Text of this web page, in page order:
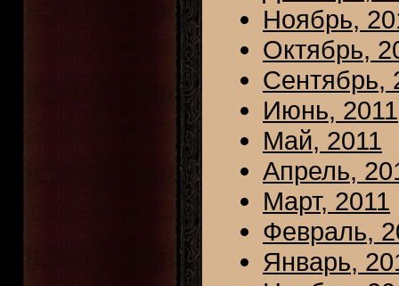
Ноябрь,
Октябрь,
Сентябрь,
Июнь, 2011
Май, 2011
Апрель,
Март, 2011
Февраль,
Январь,